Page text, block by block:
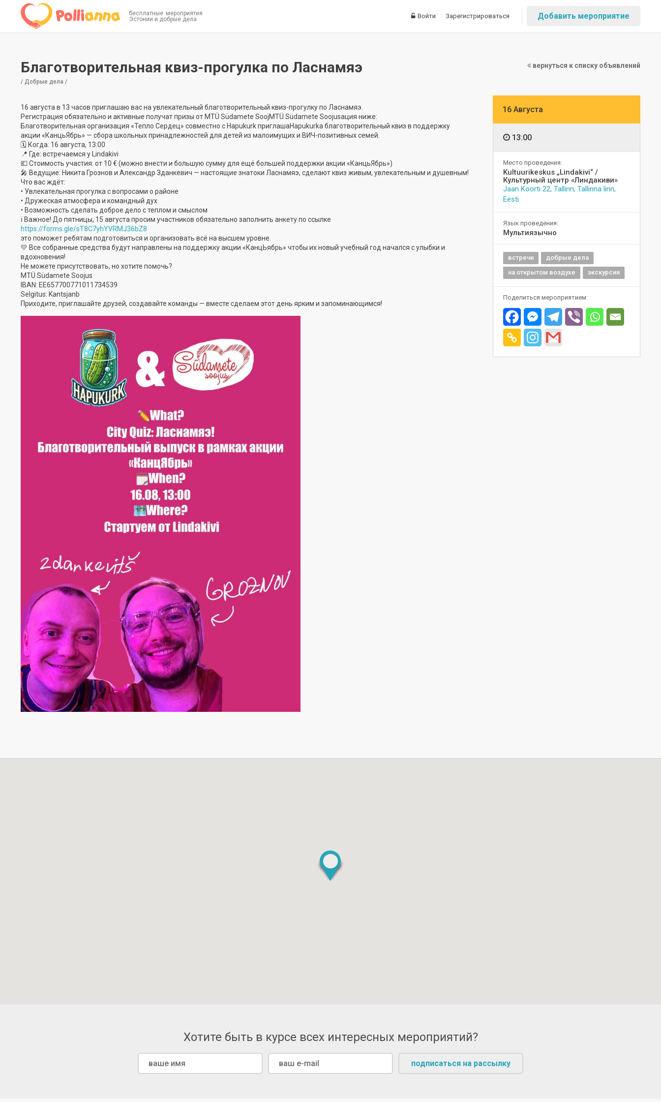
бесплатные мероприятия
Эстонии и добрые дела
Войти Зарегистрироваться Добавить мероприятие
вернуться к списку объявлений
Благотворительная квиз-прогулка по Ласнамяэ
/ Добрые дела /
16 августа в 13 часов приглашаю вас на увлекательный благотворительный квиз-прогулку по Ласнамяэ.
Регистрация обязательно и активные получат призы от MTÜ Südamete SoojMTÜ Südamete Soojusация ниже:
Благотворительная организация «Тепло Сердец» совместно с Hapukurk приглашаHapukurkа благотворительный квиз в поддержку
акции «КанцьЯбрь» — сбора школьных принадлежностей для детей из малоимущих и ВИЧ-позитивных семей.
🗓 Когда: 16 августа, 13:00
📍 Где: встречаемся у Lindakivi
💶 Стоимость участия: от 10 € (можно внести и большую сумму для ещё большей поддержки акции «КанцьЯбрь»)
🎤 Ведущие: Никита Грознов и Александр Зданкевич — настоящие знатоки Ласнамяэ, сделают квиз живым, увлекательным и душевным!
Что вас ждёт:
• Увлекательная прогулка с вопросами о районе
• Дружеская атмосфера и командный дух
• Возможность сделать доброе дело с теплом и смыслом
ℹ Важное! До пятницы, 15 августа просим участников обязательно заполнить анкету по ссылке
https://forms.gle/sT8C7yhYVRMJ36bZ8
это поможет ребятам подготовиться и организовать всё на высшем уровне.
💛 Все собранные средства будут направлены на поддержку акции «КанцЬябрь» чтобы их новый учебный год начался с улыбки и
вдохновения!
Не можете присутствовать, но хотите помочь?
MTÜ Südamete Soojus
IBAN: EE657700771011734539
Selgitus: Kantsjanb
Приходите, приглашайте друзей, создавайте команды — вместе сделаем этот день ярким и запоминающимся!
16 Августа
13:00
Место проведения:
Kultuurikeskus „Lindakivi“ /
Культурный центр «Линдакиви»
Jaan Koorti 22, Tallinn, Tallinna linn,
Eesti
Язык проведения:
Мультиязычно
встречи
добрые дела
на открытом воздухе
экскурсия
Поделиться мероприятием:
Хотите быть в курсе всех интересных мероприятий?
подписаться на рассылку